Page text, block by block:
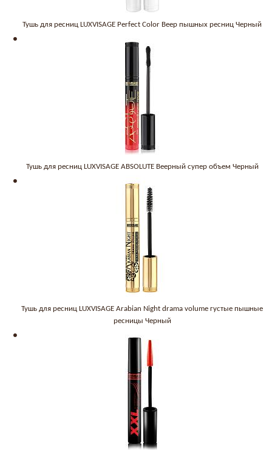
Тушь для ресниц LUXVISAGE Perfect Color Веер пышных ресниц Черный
Тушь для ресниц LUXVISAGE ABSOLUTE Веерный супер объем Черный
Тушь для ресниц LUXVISAGE Arabian Night drama volume густые пышные
ресницы Черный